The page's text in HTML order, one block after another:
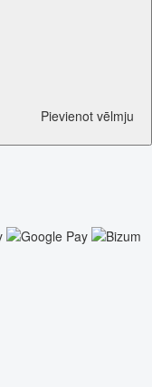
Pievienot vēlmju